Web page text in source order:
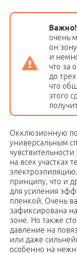
Важно!
очень
он
и
что за
до
что
этого
Окклюзионную
универсальным
на всех участках
принципу, что и
для усиления
пленкой. Очень
зафиксирована
зоне. Но также
давление на
или даже
особенно на